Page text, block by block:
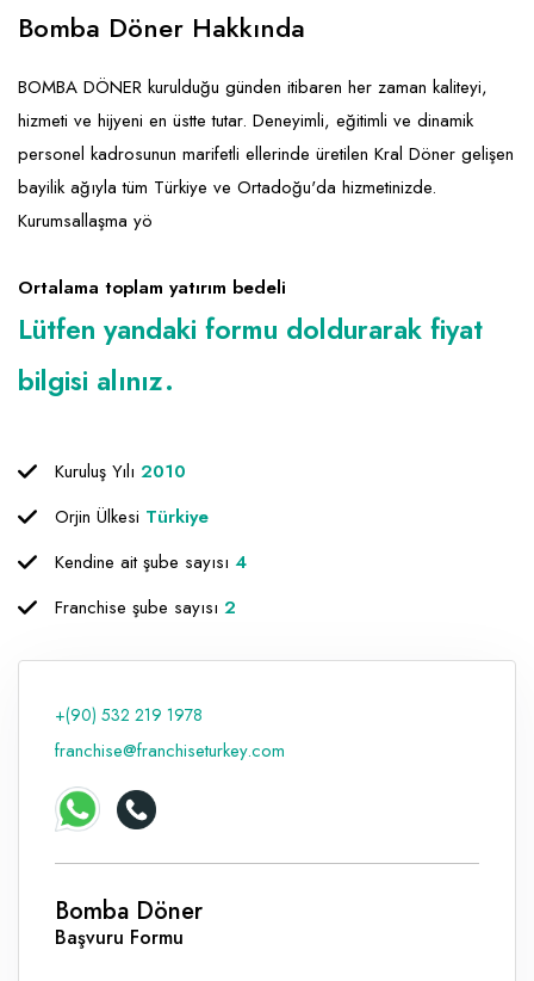
Sağlık Güzellik
Turizm - Eğlence
Mobilya ve Ev Tekstili
Oyuncak ve Hediyelik
Takı
Yapı Malzemesi - Hırdavat
Gıda ve Sarf Malzemeleri
Güvenlik - Temizlik
Giyim - Aksesuar
Hukuk - Marka - Patent ve Tercüme
Isıtma - Soğutma ve Havalandırma
Lojistik - Kargo ve Kurye
Mali Kayıt ve Denetim
Mobilya Dekorasyon
Proje - İnşaat ve Tesisat
Raf ve Depo Sistemleri
Reklam - Tanıtım - PR ve İnternet
Seyahat - Rent A Car
Tabela - Dijital Baskı
Bomba Döner Hakkında
BOMBA DÖNER kurulduğu günden itibaren her zaman kaliteyi,
hizmeti ve hijyeni en üstte tutar. Deneyimli, eğitimli ve dinamik
personel kadrosunun marifetli ellerinde üretilen Kral Döner gelişen
bayilik ağıyla tüm Türkiye ve Ortadoğu'da hizmetinizde.
Kurumsallaşma yö
Ortalama toplam yatırım bedeli
Lütfen yandaki formu doldurarak fiyat
bilgisi alınız.
Kuruluş Yılı 2010
Orjin Ülkesi Türkiye
Kendine ait şube sayısı 4
Franchise şube sayısı 2
+(90) 532 219 1978
franchise@franchiseturkey.com
Bomba Döner
Başvuru Formu